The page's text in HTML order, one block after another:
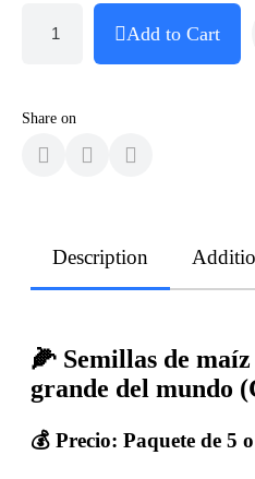
Add to Cart
Share on
Description
🌽 Semillas de
grande del mundo
💰 Precio: Paquete de 5